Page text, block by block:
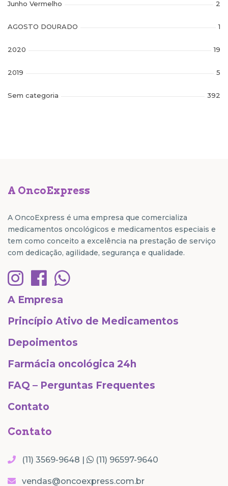
Junho Vermelho 2
AGOSTO DOURADO 1
2020 19
2019 5
Sem categoria 392
A OncoExpress
A OncoExpress é uma empresa que comercializa
medicamentos oncológicos e medicamentos especiais e
tem como conceito a excelência na prestação de serviço
com dedicação, agilidade, segurança e qualidade.
A Empresa
Princípio Ativo de Medicamentos
Depoimentos
Farmácia oncológica 24h
FAQ – Perguntas Frequentes
Contato
Contato
(11) 3569-9648 | (11) 96597-9640
vendas@oncoexpress.com.br